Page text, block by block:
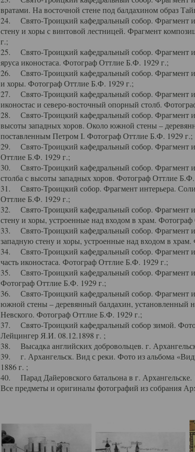
вратами. На восточной стене под балдахином образ
24. Свято-Троицкий кафедральный собор. Фрагмент
стену и хоры с винтовой лестницей. Фрагмент
г.;
25. Свято-Троицкий кафедральный собор. Фрагмент
яруса иконостаса. Фотограф Оттлие Б.Ф. 1929 г.;
26. Свято-Троицкий кафедральный собор. Фрагмент
и хоры. Фотограф Оттлие Б.Ф. 1929 г.;
27. Свято-Троицкий кафедральный собор. Фрагмент
иконостас и северо-восточный опорный столб.
28. Свято-Троицкий кафедральный собор. Фрагмент
высоты западных хоров. Около южной стены –
поставленным Петром I. Фотограф Оттлие Б.Ф. 1929 г.;
29. Свято-Троицкий кафедральный собор. Фрагмент
Оттлие Б.Ф. 1929 г.;
30. Свято-Троицкий кафедральный собор. Фрагмент
столба с высоты западных хоров. Фотограф Оттлие
31. Свято-Троицкий собор. Фрагмент интерьера.
Оттлие Б.Ф. 1929 г.;
32. Свято-Троицкий кафедральный собор. Фрагмент
стену и хоры, устроенные над входом в храм.
33. Свято-Троицкий кафедральный собор. Фрагмент
западную стену и хоры, устроенные над входом в
34. Свято-Троицкий кафедральный собор. Фрагмент
часть иконостаса. Фотограф Оттлие Б.Ф. 1929 г.;
35. Свято-Троицкий кафедральный собор. Фрагмент
Фотограф Оттлие Б.Ф. 1929 г.;
36. Свято-Троицкий кафедральный собор. Фрагмент
южной стены – деревянный балдахин, установленный
Невского. Фотограф Оттлие Б.Ф. 1929 г.;
37. Свято-Троицкий кафедральный собор зимой.
Лейцингер Я.И. 08.12.1898 г. ;
38. Высадка английских добровольцев. г.
39. г. Архангельск. Вид с реки. Фото из альбома
1886 г. ;
40. Парад Дайеровского батальона в г.
Все предметы и оригиналы фотографий из собрания